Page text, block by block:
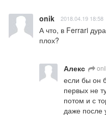
onik 2018.04.19 18:58
А что, в Ferrari
плох?
Алекс
если бы он
первых не
потом и с
даже после